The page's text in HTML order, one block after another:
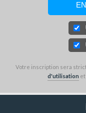
Votre inscription sera
d'utilisation et